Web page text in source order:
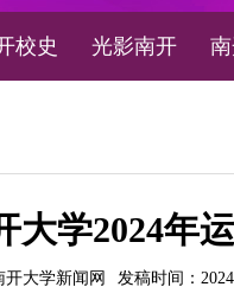
校史 光影南开
大学2024年
开大学新闻网 发稿时间：